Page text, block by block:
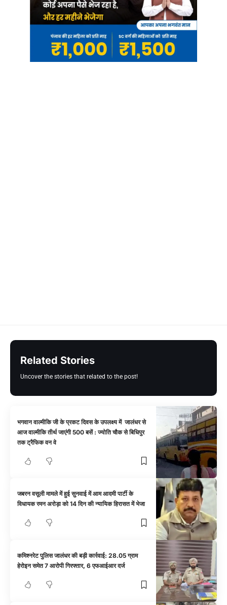
Related Stories
Uncover the stories that related to the post!
भगवान वाल्मीकि जी के प्रकट दिवस के उपलक्ष्य में जालंधर से
आज वाल्मीकि तीर्थ जाएंगी 500 बसें : ज्योति चौक से बिधिपुर
तक ट्रैफिक वन वे
जबरन वसूली मामले में हुई सुनवाई में आम आदमी पार्टी के
विधायक रमन अरोड़ा को 14 दिन की न्यायिक हिरासत में भेजा
कमिश्नरेट पुलिस जालंधर की बड़ी कार्रवाई: 28.05 ग्राम
हेरोइन समेत 7 आरोपी गिरफ्तार, 6 एफआईआर दर्ज